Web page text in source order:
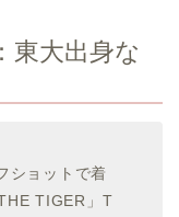
東大出身な
ショットで着
TIGER」T